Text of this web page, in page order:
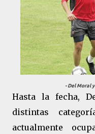
- Del Moral
Hasta la fecha,
distintas
actualmente